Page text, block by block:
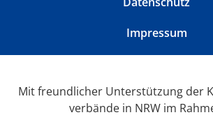
Impressum
Mit freundlicher Unterstützung der
verbände in NRW im